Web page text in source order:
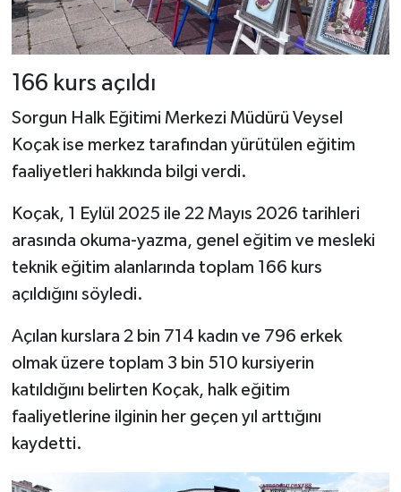
166 kurs açıldı
Sorgun Halk Eğitimi Merkezi Müdürü Veysel
Koçak ise merkez tarafından yürütülen eğitim
faaliyetleri hakkında bilgi verdi.
Koçak, 1 Eylül 2025 ile 22 Mayıs 2026 tarihleri
arasında okuma-yazma, genel eğitim ve mesleki
teknik eğitim alanlarında toplam 166 kurs
açıldığını söyledi.
Açılan kurslara 2 bin 714 kadın ve 796 erkek
olmak üzere toplam 3 bin 510 kursiyerin
katıldığını belirten Koçak, halk eğitim
faaliyetlerine ilginin her geçen yıl arttığını
kaydetti.